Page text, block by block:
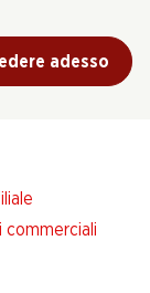
adesso
commerciali